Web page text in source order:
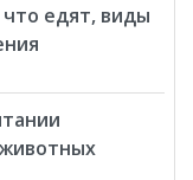
едят, виды